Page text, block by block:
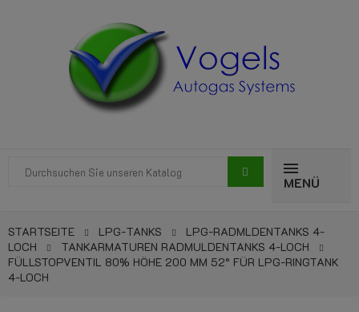
MENÜ
STARTSEITE LPG-TANKS
LPG-RADMLDENTANKS 4-
LOCH
TANKARMATUREN RADMULDENTANKS 4-LOCH
FÜLLSTOPVENTIL 80% HÖHE 200 MM 52° FÜR LPG-RINGTANK
4-LOCH